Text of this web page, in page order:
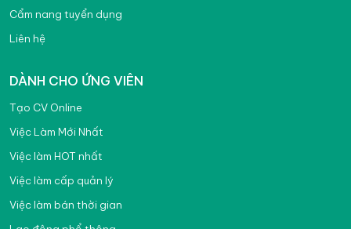
Cẩm nang tuyển dụng
Liên hệ
DÀNH CHO ỨNG VIÊN
Tạo CV Online
Việc Làm Mới Nhất
Việc làm HOT nhất
Việc làm cấp quản lý
Việc làm bán thời gian